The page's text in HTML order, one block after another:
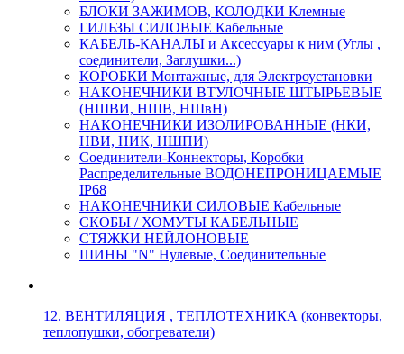
БЛОКИ ЗАЖИМОВ, КОЛОДКИ Клемные
ГИЛЬЗЫ СИЛОВЫЕ Кабельные
КАБЕЛЬ-КАНАЛЫ и Аксессуары к ним (Углы ,
соединители, Заглушки...)
КОРОБКИ Монтажные, для Электроустановки
НАКОНЕЧНИКИ ВТУЛОЧНЫЕ ШТЫРЬЕВЫЕ
(НШВИ, НШВ, НШвН)
НАКОНЕЧНИКИ ИЗОЛИРОВАННЫЕ (НКИ,
НВИ, НИК, НШПИ)
Соединители-Коннекторы, Коробки
Распределительные ВОДОНЕПРОНИЦАЕМЫЕ
IP68
НАКОНЕЧНИКИ СИЛОВЫЕ Кабельные
СКОБЫ / ХОМУТЫ КАБЕЛЬНЫЕ
СТЯЖКИ НЕЙЛОНОВЫЕ
ШИНЫ "N" Нулевые, Соединительные
12. ВЕНТИЛЯЦИЯ , ТЕПЛОТЕХНИКА (конвекторы,
теплопушки, обогреватели)